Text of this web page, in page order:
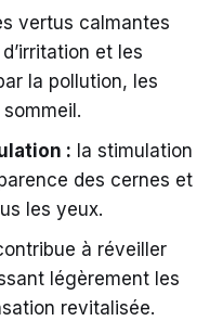
vertus calmantes
et les
la pollution, les
: la stimulation
des cernes et
les yeux.
à réveiller
légèrement les
revitalisée.